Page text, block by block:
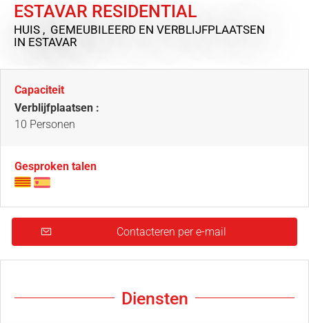
ESTAVAR RESIDENTIAL
HUIS , GEMEUBILEERD EN VERBLIJFPLAATSEN
IN ESTAVAR
Capaciteit
Verblijfplaatsen :
10 Personen
Gesproken talen
Contacteren per e-mail
Diensten